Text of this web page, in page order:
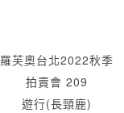
羅芙奧台北2022秋季
拍賣會 209
遊行(長頸鹿)